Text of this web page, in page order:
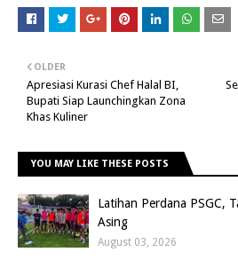
OLDER
Apresiasi Kurasi Chef Halal BI,
Bupati Siap Launchingkan Zona
Khas Kuliner
YOU MAY LIKE THESE POSTS
Latihan Perdana PSGC,
Asing
August 03, 2026